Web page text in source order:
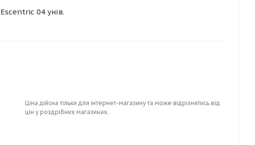
04 унів.
Ціна дійсна тільки для інтернет-магазину та може відрізнятись від
цін у роздрібних магазинах.